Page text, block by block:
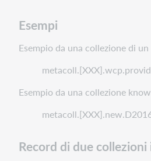
Esempi
Esempio da una collezione di
Esempio da una collezione
Record di due